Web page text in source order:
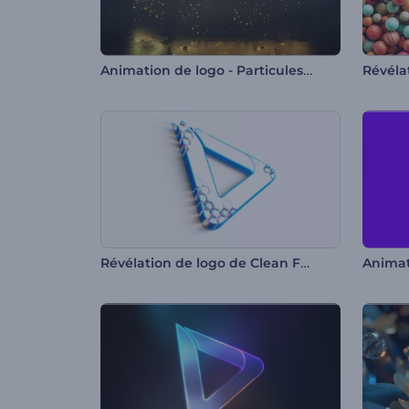
Animation de logo - Particules ambiantes
Révélation de logo de Clean Forming